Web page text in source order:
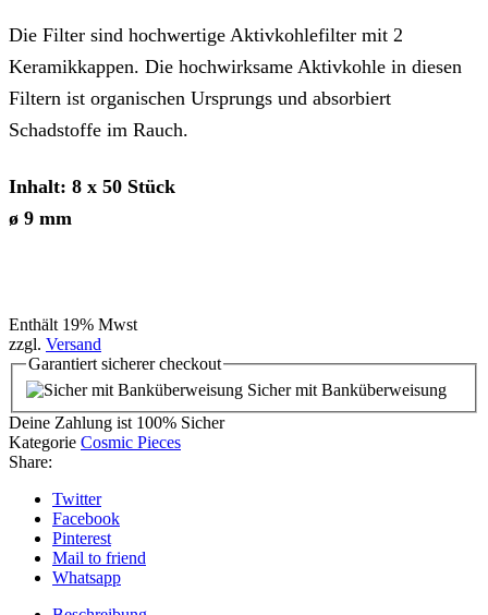
Die Filter sind hochwertige Aktivkohlefilter mit 2
Keramikkappen. Die hochwirksame Aktivkohle in diesen
Filtern ist organischen Ursprungs und absorbiert
Schadstoffe im Rauch.
Inhalt: 8 x 50 Stück
ø 9 mm
Enthält 19% Mwst
zzgl. Versand
Garantiertsicherercheckout
Sicher mit Banküberweisung
Deine Zahlung ist 100% Sicher
Kategorie Cosmic Pieces
Share:
Twitter
Facebook
Pinterest
Mail to friend
Whatsapp